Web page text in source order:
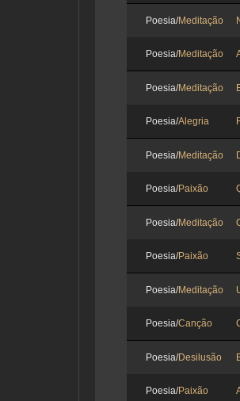
Poesia/Meditação
Poesia/Meditação
Poesia/Meditação
Poesia/Alegria
Poesia/Meditação
Poesia/Paixão
Poesia/Meditação
Poesia/Paixão
Poesia/Meditação
Poesia/Canção
Poesia/Desilusão
Poesia/Paixão